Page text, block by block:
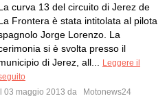
curva 13 del circuito di Jerez de
Frontera è stata intitolata al pilota
Jorge Lorenzo. La
si è svolta presso il
di Jerez, all...
Leggere il
Il 03 maggio 2013 da
Motonews24